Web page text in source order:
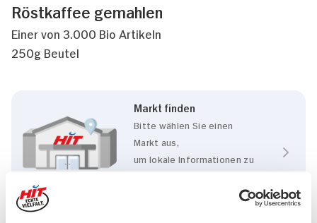
Röstkaffee gemahlen
Einer von 3.000 Bio Artikeln
250g Beutel
Markt finden
Bitte wählen Sie einen
Markt aus,
um lokale Informationen zu
sehen.